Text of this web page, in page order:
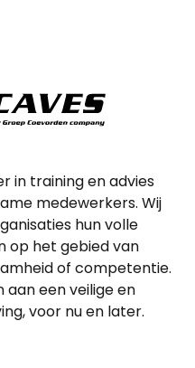
in training en advies
medewerkers. Wij
hun volle
op het gebied van
of competentie.
aan een veilige en
voor nu en later.